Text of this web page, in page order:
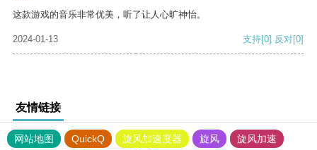
这款游戏的音乐非常优美，听了让人心旷神怡。
2024-01-13 支持[0] 反对[0]
友情链接
网站地图 QuickQ 旋风加速度器 旋风
旋风加速